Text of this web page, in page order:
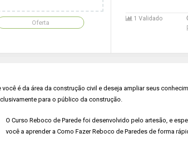
Oferta
1 Validado
você é da área da construção civil e deseja ampliar seus
para o público da construção.
O Curso Reboco de Parede foi desenvolvido pelo artesão, e
você a aprender a Como Fazer Reboco de Paredes de forma